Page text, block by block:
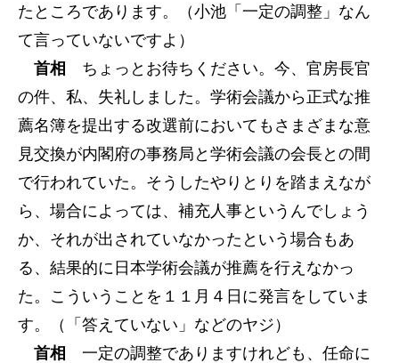
たところであります。（小池「一定の調整」なん
て言っていないですよ）
首相
ちょっとお待ちください。今、官房長官
の件、私、失礼しました。学術会議から正式な推
薦名簿を提出する改選前においてもさまざまな意
見交換が内閣府の事務局と学術会議の会長との間
で行われていた。そうしたやりとりを踏まえなが
ら、場合によっては、補充人事というんでしょう
か、それが出されていなかったという場合もあ
る、結果的に日本学術会議が推薦を行えなかっ
た。こういうことを１１月４日に発言をしていま
す。（「答えていない」などのヤジ）
首相
一定の調整でありますけれども、任命に